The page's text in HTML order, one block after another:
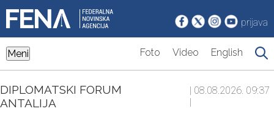
prijava
Meni Foto Video English
DIPLOMATSKI FORUM
ANTALIJA
| 08.08.2026. 09:37
|